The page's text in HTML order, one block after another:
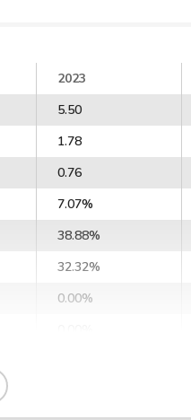
2023
5.50
1.78
0.76
7.07%
38.88%
32.32%
0.00%